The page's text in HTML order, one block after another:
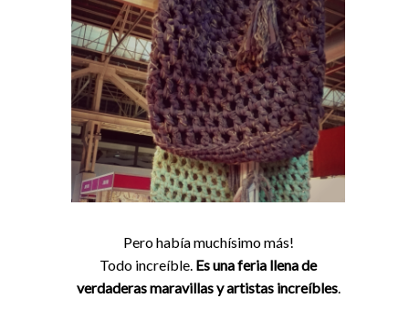
Pero había muchísimo más!
Todo increíble. Es una feria llena de
verdaderas maravillas y artistas increíbles.